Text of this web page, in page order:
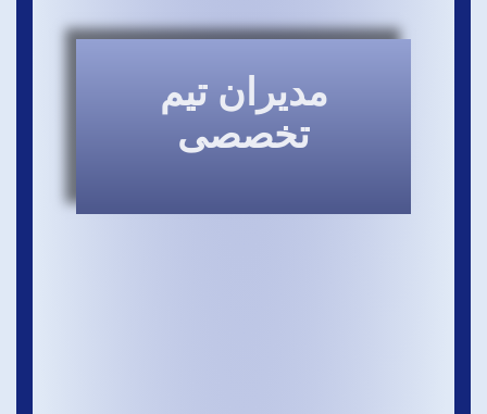
مدیران تیم
تخصصی